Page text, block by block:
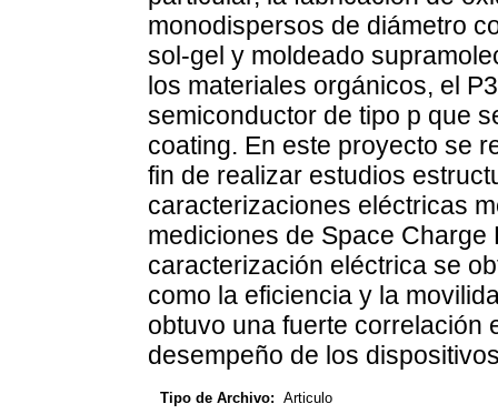
monodispersos de diámetro
sol-gel y moldeado
los materiales orgánicos, el
semiconductor de tipo p que
coating. En este proyecto se
fin de realizar estudios
caracterizaciones eléctricas
mediciones de Space Charge
caracterización eléctrica se
como la eficiencia y la
obtuvo una fuerte correlación
desempeño de los
Tipo de Archivo: Articulo